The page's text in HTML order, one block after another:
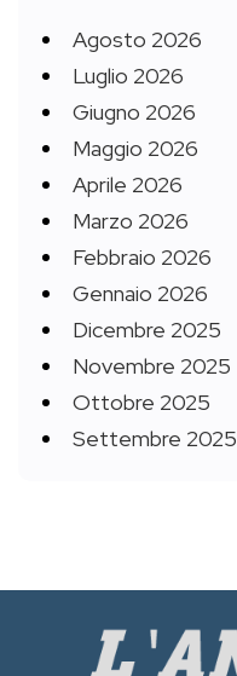
Agosto 2026
Luglio 2026
Giugno 2026
Maggio 2026
Aprile 2026
Marzo 2026
Febbraio 2026
Gennaio 2026
Dicembre 2025
Novembre 2025
Ottobre 2025
Settembre 2025